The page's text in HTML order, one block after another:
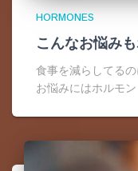
HORMONES
こんなお悩み
食事を減らしてる
お悩みにはホルモン